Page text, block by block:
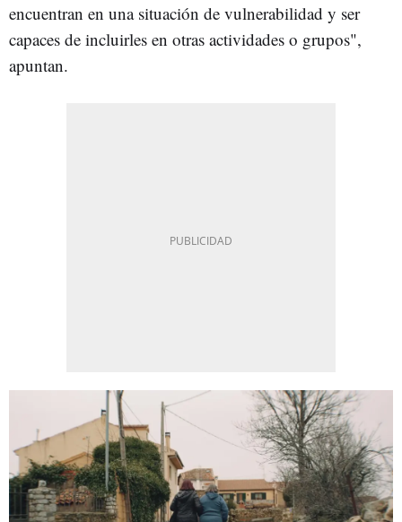
encuentran en una situación de vulnerabilidad y ser
capaces de incluirles en otras actividades o grupos",
apuntan.